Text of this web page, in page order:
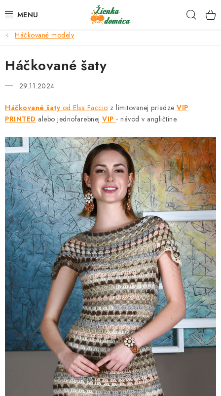
na
KLBKÁ
ČASOPISY, NÁVODY
DARČEKOVÉ POUKÁŽKY
VÝPREDAJ!
O nás a výrobcoch Ako nakupovať
Návody a video kurzy
VIDEO návody k ovládaniu e-shopu
Oznamy Kontakty
Háčkované modely
Háčkované šaty
29.11.2024
Háčkované šaty od Elsa Faccio z limitovanej priadze VIP
PRINTED alebo jednofarebnej VIP - návod v angličtine.